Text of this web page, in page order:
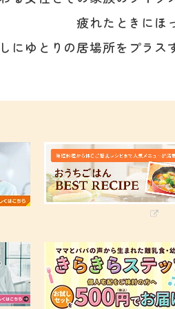
疲れたときにほ
にゆとりの居場所をプラス